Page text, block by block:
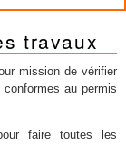
travaux
mission de vérifier
au permis
faire toutes les